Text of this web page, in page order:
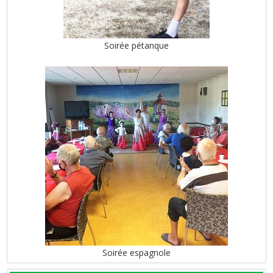
Soirée pétanque
Soirée espagnole